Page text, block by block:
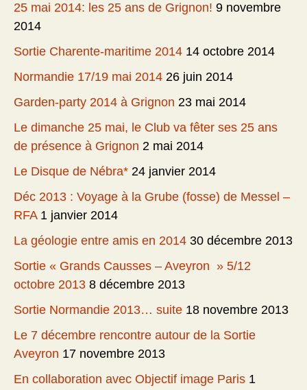
25 mai 2014: les 25 ans de Grignon! 9 novembre
2014
Sortie Charente-maritime 2014 14 octobre 2014
Normandie 17/19 mai 2014 26 juin 2014
Garden-party 2014 à Grignon 23 mai 2014
Le dimanche 25 mai, le Club va fêter ses 25 ans
de présence à Grignon 2 mai 2014
Le Disque de Nébra* 24 janvier 2014
Déc 2013 : Voyage à la Grube (fosse) de Messel –
RFA 1 janvier 2014
La géologie entre amis en 2014 30 décembre 2013
Sortie « Grands Causses – Aveyron » 5/12
octobre 2013 8 décembre 2013
Sortie Normandie 2013… suite 18 novembre 2013
Le 7 décembre rencontre autour de la Sortie
Aveyron 17 novembre 2013
En collaboration avec Objectif image Paris 1